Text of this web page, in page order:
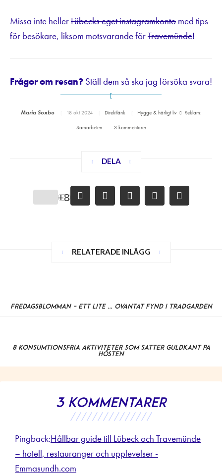
Missa inte hellerLübecks eget instagramkonto med tips
för besökare, liksom motsvarande förTravemünde!
Frågor om resan? Ställ dem så ska jag försöka svara!
Maria Soxbo 18 okt 2024 Direktlänk Hygge & härligt liv Reklam:
Samarbeten 3 kommentarer
DELA
+8
RELATERADE INLÄGG
Fredagsblomman – ett lite … oväntat fynd i trädgården
8 konsumtionsfria aktiviteter som sätter guldkant på
hösten
3 kommentarer
///////////////
Pingback:Hållbar guide till Lübeck och Travemünde
– hotell, restauranger och upplevelser -
Emmasundh.com